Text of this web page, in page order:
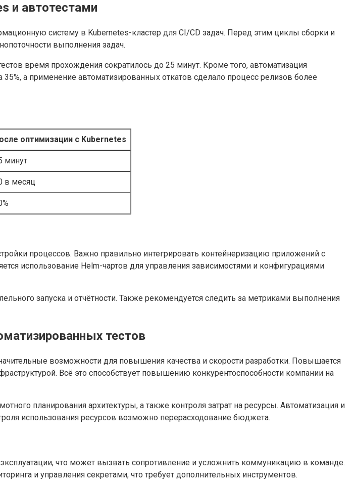
и автотестами
систему в Kubernetes-кластер для CI/CD задач. Перед этим циклы сборки и
выполнения задач.
время прохождения сократилось до 25 минут. Кроме того, автоматизация
а применение автоматизированных откатов сделало процесс релизов более
оптимизации с Kubernetes
минут
в месяц
процессов. Важно правильно интегрировать контейнеризацию приложений с
использование Helm-чартов для управления зависимостями и конфигурациями
запуска и отчётности. Также рекомендуется следить за метриками выполнения
тестов
возможности для повышения качества и скорости разработки. Повышается
Всё это способствует повышению конкурентоспособности компании на
планирования архитектуры, а также контроля затрат на ресурсы. Автоматизация и
использования ресурсов возможно перерасходование бюджета.
что может вызвать сопротивление и усложнить коммуникацию в команде.
и управления секретами, что требует дополнительных инструментов.